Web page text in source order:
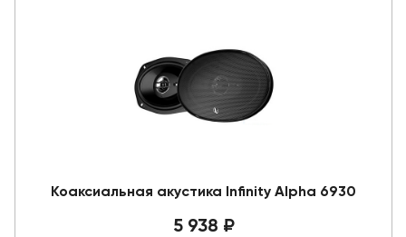
Коаксиальная акустика Infinity Alpha 6930
5 938 ₽